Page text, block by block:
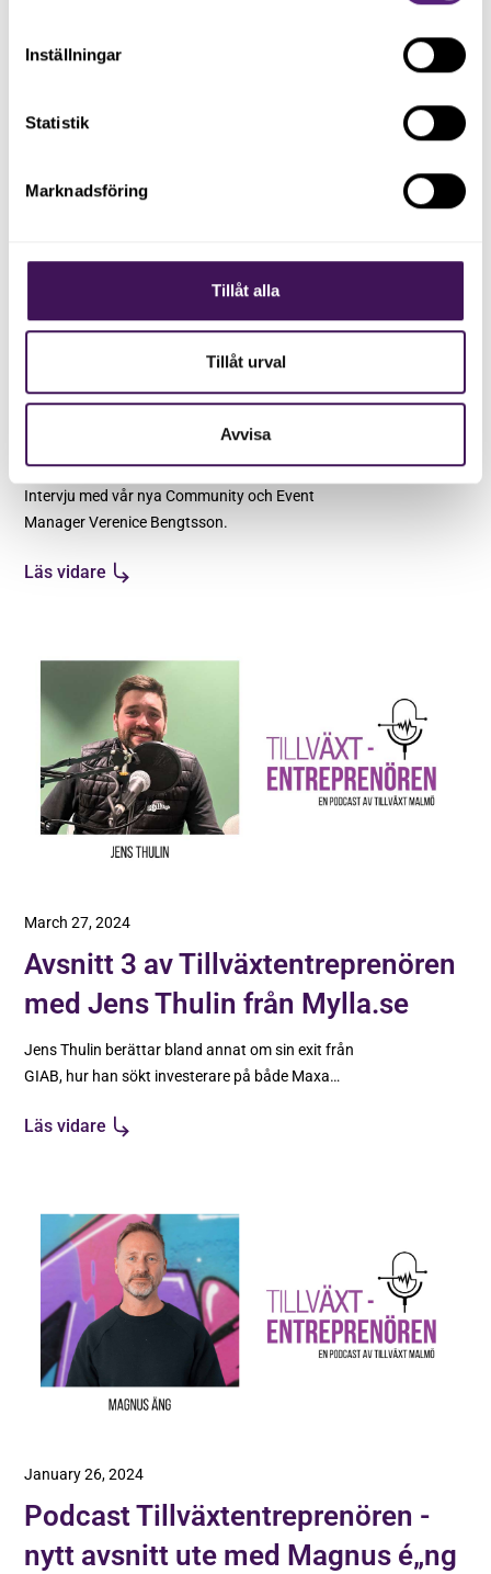
Inställningar
Statistik
Marknadsföring
Tillåt alla
Tillåt urval
Avvisa
Träffa vår nya kollega Verenice
Intervju med vår nya Community och Event
Manager Verenice Bengtsson.
Läs vidare
March 27, 2024
Avsnitt 3 av Tillväxtentreprenören
med Jens Thulin från Mylla.se
Jens Thulin berättar bland annat om sin exit från
GIAB, hur han sökt investerare på både Maxa
alltid vinna.
Läs vidare
January 26, 2024
Podcast Tillväxtentreprenören -
nytt avsnitt ute med Magnus é„ng